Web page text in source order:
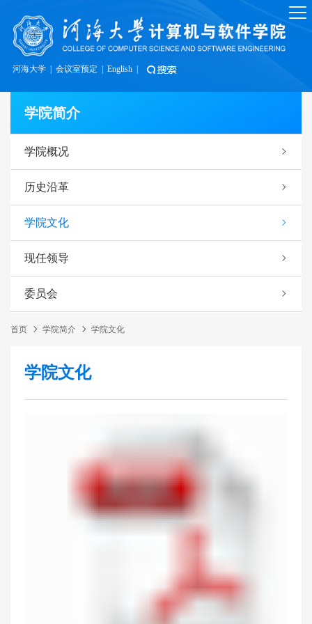
河海大学 会议室预定 English
学院简介
学院概况
历史沿革
学院文化
现任领导
委员会
首页 学院简介 学院文化
学院文化